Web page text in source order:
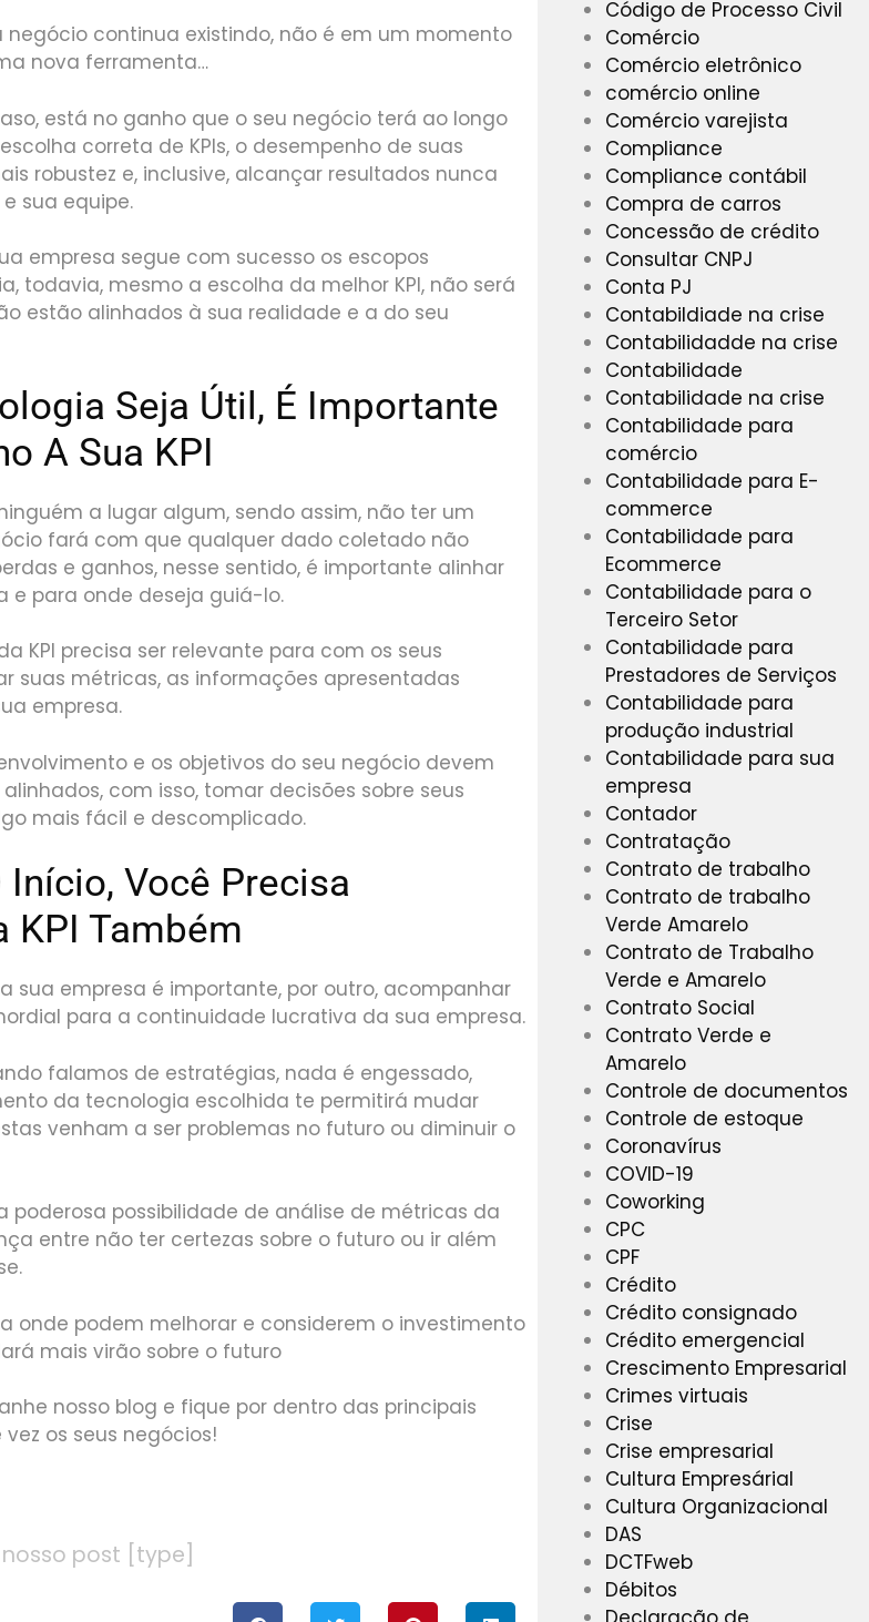
negócio continua existindo, não é em um momento
nova ferramenta…
está no ganho que o seu negócio terá ao longo
correta de KPIs, o desempenho de suas
robustez e, inclusive, alcançar resultados nunca
sua equipe.
empresa segue com sucesso os escopos
todavia, mesmo a escolha da melhor KPI, não será
estão alinhados à sua realidade e a do seu
Seja Útil, É Importante
A Sua KPI
a lugar algum, sendo assim, não ter um
fará com que qualquer dado coletado não
e ganhos, nesse sentido, é importante alinhar
e para onde deseja guiá-lo.
KPI precisa ser relevante para com os seus
suas métricas, as informações apresentadas
empresa.
e os objetivos do seu negócio devem
com isso, tomar decisões sobre seus
mais fácil e descomplicado.
Início, Você Precisa
KPI Também
sua empresa é importante, por outro, acompanhar
para a continuidade lucrativa da sua empresa.
falamos de estratégias, nada é engessado,
da tecnologia escolhida te permitirá mudar
venham a ser problemas no futuro ou diminuir o
poderosa possibilidade de análise de métricas da
entre não ter certezas sobre o futuro ou ir além
onde podem melhorar e considerem o investimento
mais virão sobre o futuro
nosso blog e fique por dentro das principais
os seus negócios!
post [type]
Código de Processo Civil
Comércio
Comércio eletrônico
comércio online
Comércio varejista
Compliance
Compliance contábil
Compra de carros
Concessão de crédito
Consultar CNPJ
Conta PJ
Contabildiade na crise
Contabilidadde na crise
Contabilidade
Contabilidade na crise
Contabilidade para
comércio
Contabilidade para E-
commerce
Contabilidade para
Ecommerce
Contabilidade para o
Terceiro Setor
Contabilidade para
Prestadores de Serviços
Contabilidade para
produção industrial
Contabilidade para sua
empresa
Contador
Contratação
Contrato de trabalho
Contrato de trabalho
Verde Amarelo
Contrato de Trabalho
Verde e Amarelo
Contrato Social
Contrato Verde e
Amarelo
Controle de documentos
Controle de estoque
Coronavírus
COVID-19
Coworking
CPC
CPF
Crédito
Crédito consignado
Crédito emergencial
Crescimento Empresarial
Crimes virtuais
Crise
Crise empresarial
Cultura Empresárial
Cultura Organizacional
DAS
DCTFweb
Débitos